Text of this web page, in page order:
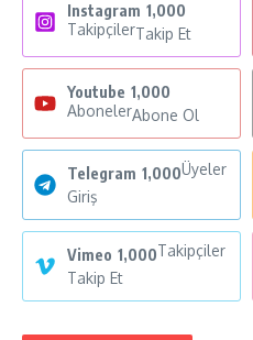
Instagram 1,000
TakipçilerTakip Et
Youtube 1,000
AbonelerAbone Ol
Telegram 1,000Üyeler
Giriş
Vimeo 1,000Takipçiler
Takip Et